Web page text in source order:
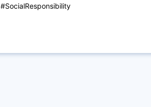
#SocialResponsibility